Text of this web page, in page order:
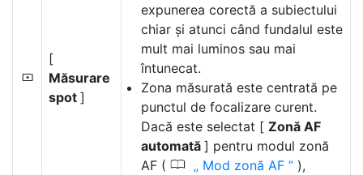
N
[
Măsurare
spot ]
expunerea corectă a subiectului
chiar și atunci când fundalul este
mult mai luminos sau mai
întunecat.
Zona măsurată este centrată pe
punctul de focalizare curent.
Dacă este selectat [ Zonă AF
automată ] pentru modul zonă
AF ( 0 Mod zonă AF
),